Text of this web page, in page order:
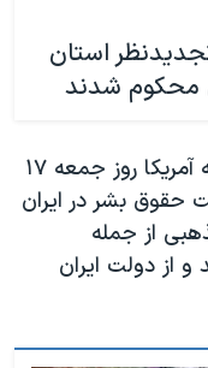
استان
به تازگی نمایندگان ۳۳ کشور از جمله آمریکا روز جمعه ۱۷
حقوق بشر در ایران
از جمله
و از دولت ایران